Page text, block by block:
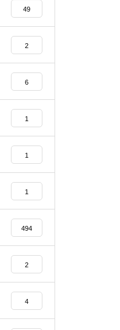
49
2
6
1
1
1
494
2
4